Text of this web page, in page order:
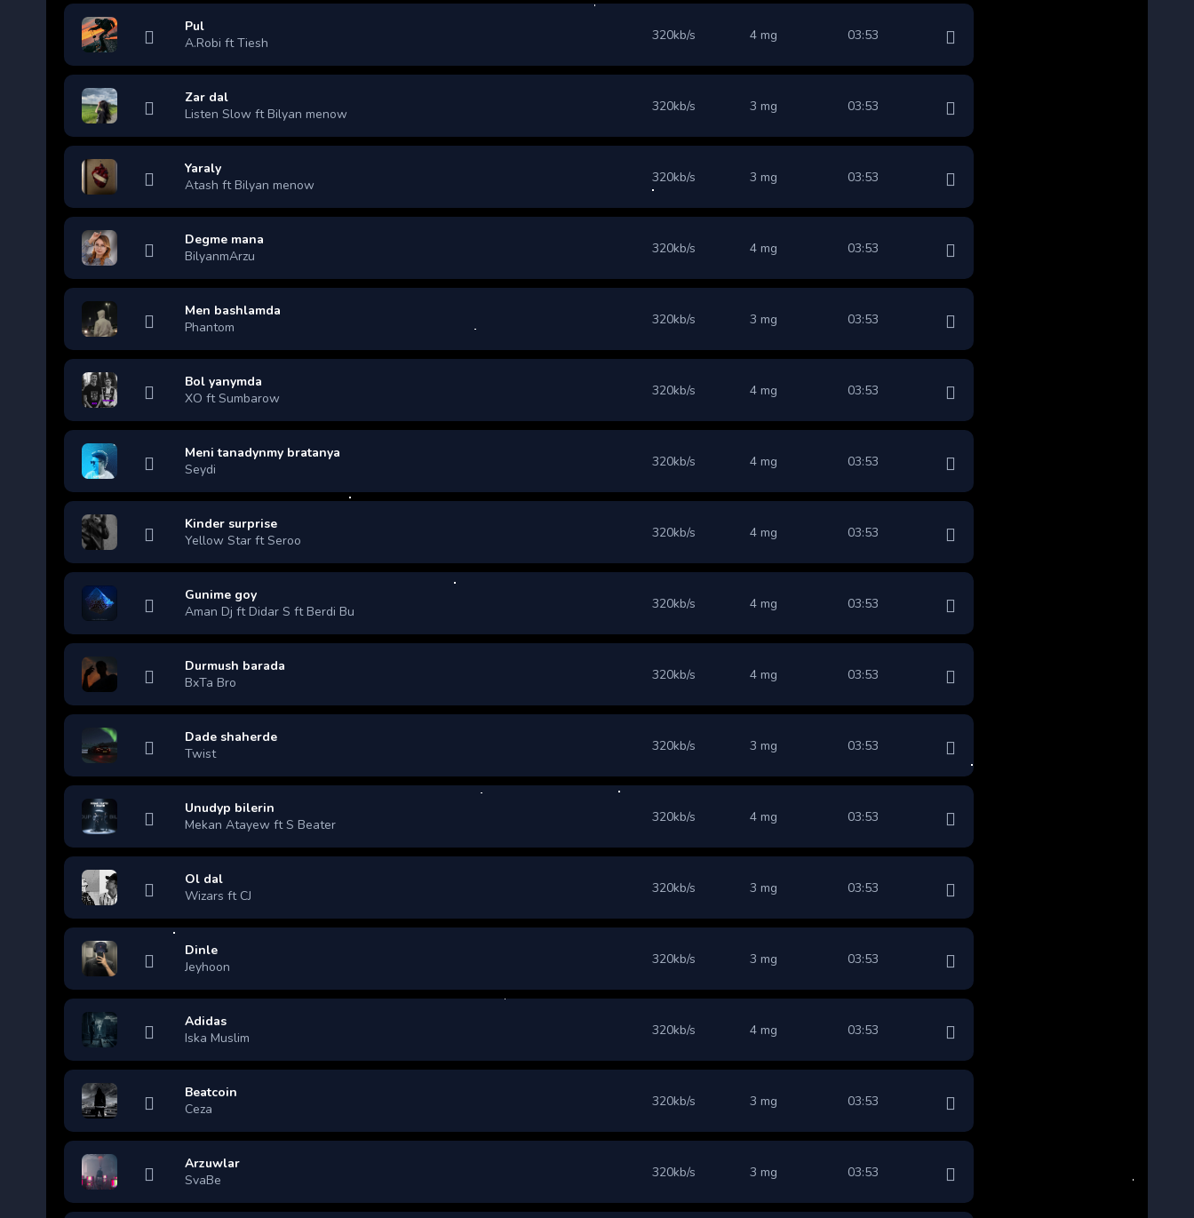
Pul
A.Robi ft Tiesh
320kb/s 4 mg 03:53
Zar dal
Listen Slow ft Bilyan menow
320kb/s 3 mg 03:53
Yaraly
Atash ft Bilyan menow
320kb/s 3 mg 03:53
Degme mana
BilyanmArzu
320kb/s 4 mg 03:53
Men bashlamda
Phantom
320kb/s 3 mg 03:53
Bol yanymda
XO ft Sumbarow
320kb/s 4 mg 03:53
Meni tanadynmy bratanya
Seydi
320kb/s 4 mg 03:53
Kinder surprise
Yellow Star ft Seroo
320kb/s 4 mg 03:53
Gunime goy
Aman Dj ft Didar S ft Berdi Bu
320kb/s 4 mg 03:53
Durmush barada
BxTa Bro
320kb/s 4 mg 03:53
Dade shaherde
Twist
320kb/s 3 mg 03:53
Unudyp bilerin
Mekan Atayew ft S Beater
320kb/s 4 mg 03:53
Ol dal
Wizars ft CJ
320kb/s 3 mg 03:53
Dinle
Jeyhoon
320kb/s 3 mg 03:53
Adidas
Iska Muslim
320kb/s 4 mg 03:53
Beatcoin
Ceza
320kb/s 3 mg 03:53
Arzuwlar
SvaBe
320kb/s 3 mg 03:53